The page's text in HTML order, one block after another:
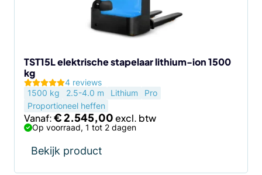
TST15L elektrische stapelaar lithium-ion 1500
kg
4 reviews
1500 kg
2.5-4.0 m Lithium
Pro
Proportioneel heffen
Vanaf:€2.545,00
Op voorraad, 1 tot 2 dagen
Bekijk product
de
productpagina